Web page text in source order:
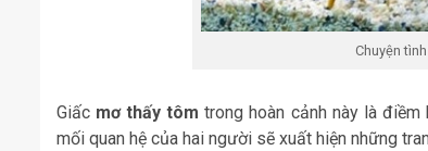
Chuyện
Giấc mơ thấy tôm trong hoàn cảnh này là
mối quan hệ của hai người sẽ xuất hiện những